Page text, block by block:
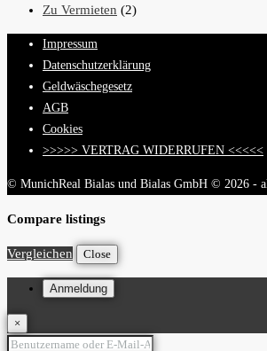
Zu Vermieten (2)
Impressum
Datenschutzerklärung
Geldwäschegesetz
AGB
Cookies
>>>>> VERTRAG WIDERRUFEN <<<<<
© MunichReal Bialas und Bialas GmbH © 2026 -
Compare listings
Vergleichen Close
Anmeldung
×